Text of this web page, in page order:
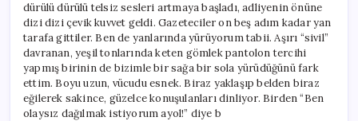
dürülü dürülü telsiz sesleri artmaya başladı, adliyenin önüne
dizi dizi çevik kuvvet geldi. Gazeteciler on beş adım kadar yan
tarafa gittiler. Ben de yanlarında yürüyorum tabii. Aşırı “sivil”
davranan, yeşil tonlarında keten gömlek pantolon tercihi
yapmış birinin de bizimle bir sağa bir sola yürüdüğünü fark
ettim. Boyu uzun, vücudu esnek. Biraz yaklaşıp belden biraz
eğilerek sakince, güzelce konuşulanları dinliyor. Birden “Ben
olaysız dağılmak istiyorum ayol!” diye b